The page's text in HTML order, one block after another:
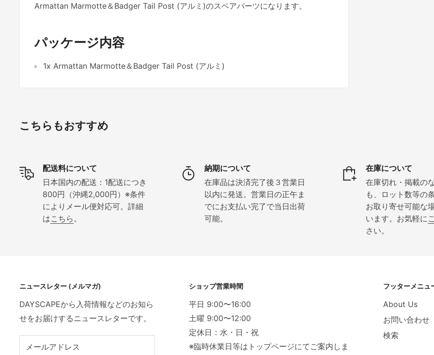
Armattan Marmotte＆Badger Tail Post (アルミ)のスペアパーツになります。
パッケージ内容
1x Armattan Marmotte＆Badger Tail Post (アルミ)
こちらもおすすめ
配送料について
日本国内の配送：1配送につき
800円（沖縄2,000円）※条件
によりメール便対応可。詳細
はこちら。
納期について
在庫品は決済完了後３営業日
以内に発送。営業日の正午ま
でにお支払い完了で当日出荷
可能。
在庫について
在庫切れ・掲載の
も、ロット数等の
お取り寄せ可能な
います。お気軽に
さい。
ニュースレター (メルマガ)
DAYSCAPEから入荷情報などのお知ら
せをお届けするニュースレターです。
メールアドレス
ショップ営業時間
平日 9:00〜16:00
土曜 9:00〜12:00
定休日：水・日・祝
※臨時休業日等はトップページにてご案内しま
フッターメニュ
About Us
お問い合わせ
検索